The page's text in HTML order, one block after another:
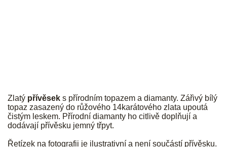
Zlatý přívěsek s přírodním topazem a diamanty. Zářivý bílý
topaz zasazený do růžového 14karátového zlata upoutá
čistým leskem. Přírodní diamanty ho citlivě doplňují a
dodávají přívěsku jemný třpyt.
Řetízek na fotografii je ilustrativní a není součástí přívěsku.